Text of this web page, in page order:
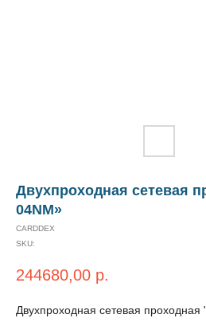
Двухпроходная сетевая
04NM»
CARDDEX
SKU:
244680,00 р.
Двухпроходная сетевая